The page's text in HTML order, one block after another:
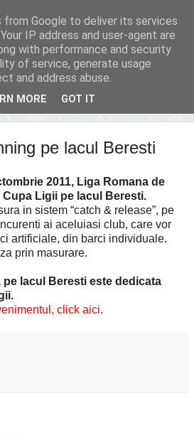
inima ta...
pe lacul Beresti
2011, Liga Romana de
Ligii pe lacul Beresti.
in sistem “catch & release”, pe
ai aceluiasi club, care vor
artificiale, din barci individuale.
prin masurare.
lacul Beresti este dedicata
click aici.
from Google to deliver its services
IP address and user-agent are
with performance and security
of service, generate usage
and address abuse.
MORE GOT IT